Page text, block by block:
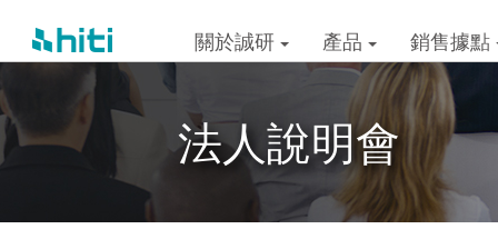
關於誠研 產品 銷售據點
法人說明會